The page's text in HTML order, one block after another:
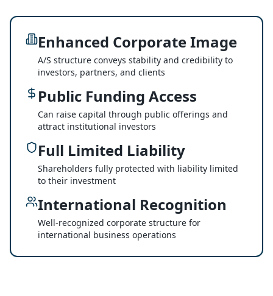
Enhanced Corporate Image
A/S structure conveys stability and credibility to
investors, partners, and clients
Public Funding Access
Can raise capital through public offerings and
attract institutional investors
Full Limited Liability
Shareholders fully protected with liability limited
to their investment
International Recognition
Well-recognized corporate structure for
international business operations